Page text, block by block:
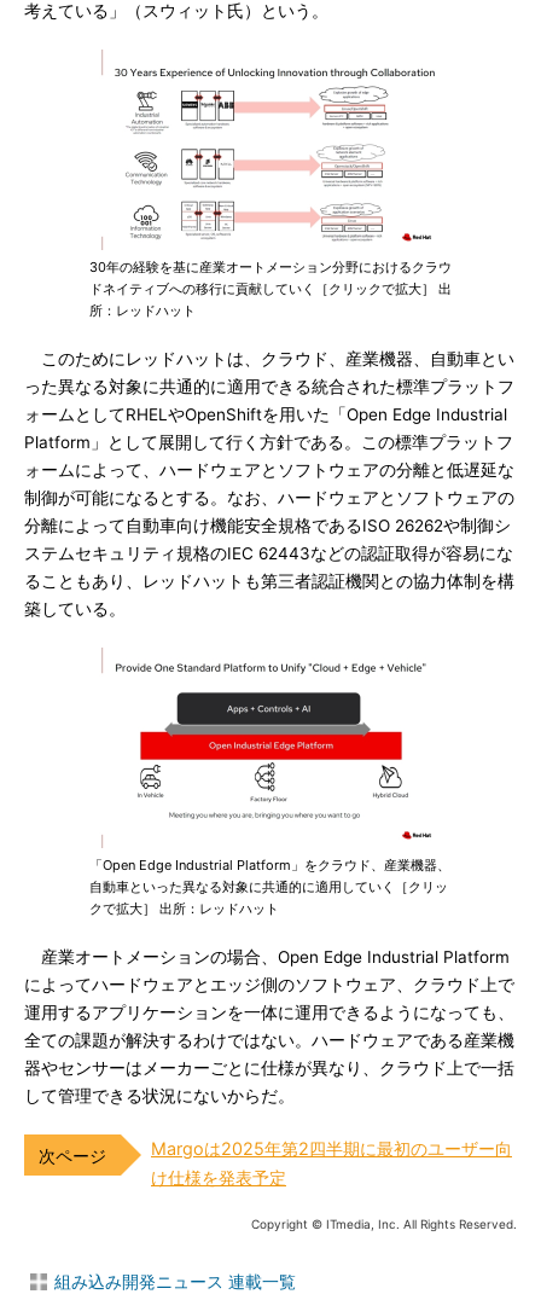
考えている」（スウィット氏）という。
30年の経験を基に産業オートメーション分野におけるクラウ
ドネイティブへの移行に貢献していく［クリックで拡大］ 出
所：レッドハット
このためにレッドハットは、クラウド、産業機器、自動車とい
った異なる対象に共通的に適用できる統合された標準プラットフ
ォームとしてRHELやOpenShiftを用いた「Open Edge Industrial
Platform」として展開して行く方針である。この標準プラットフ
ォームによって、ハードウェアとソフトウェアの分離と低遅延な
制御が可能になるとする。なお、ハードウェアとソフトウェアの
分離によって自動車向け機能安全規格であるISO 26262や制御シ
ステムセキュリティ規格のIEC 62443などの認証取得が容易にな
ることもあり、レッドハットも第三者認証機関との協力体制を構
築している。
「Open Edge Industrial Platform」をクラウド、産業機器、
自動車といった異なる対象に共通的に適用していく［クリッ
クで拡大］ 出所：レッドハット
産業オートメーションの場合、Open Edge Industrial Platform
によってハードウェアとエッジ側のソフトウェア、クラウド上で
運用するアプリケーションを一体に運用できるようになっても、
全ての課題が解決するわけではない。ハードウェアである産業機
器やセンサーはメーカーごとに仕様が異なり、クラウド上で一括
して管理できる状況にないからだ。
Margoは2025年第2四半期に最初のユーザー向
け仕様を発表予定
Copyright © ITmedia, Inc. All Rights Reserved.
組み込み開発ニュース 連載一覧